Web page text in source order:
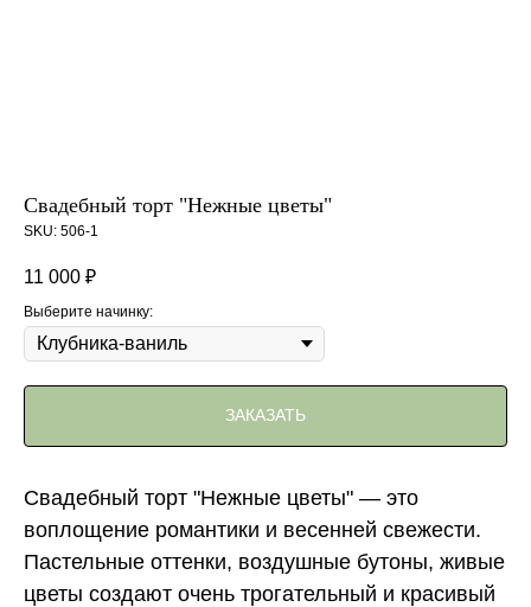
Свадебный торт "Нежные цветы"
SKU: 506-1
11 000 ₽
Выберите начинку:
ЗАКАЗАТЬ
Свадебный торт "Нежные цветы" — это
воплощение романтики и весенней свежести.
Пастельные оттенки, воздушные бутоны, живые
цветы создают очень трогательный и красивый